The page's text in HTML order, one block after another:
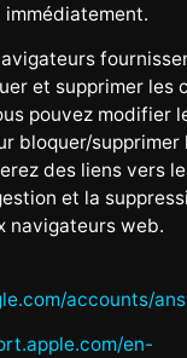
et supprimer les
pouvez modifier
bloquer/supprimer
des liens vers
et la
navigateurs web.
accounts/
en-